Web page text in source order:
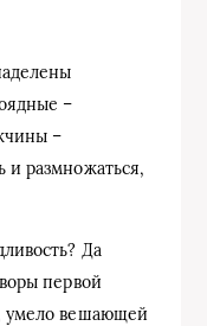
–
–
и размножаться,
Да
первой
умело вешающей